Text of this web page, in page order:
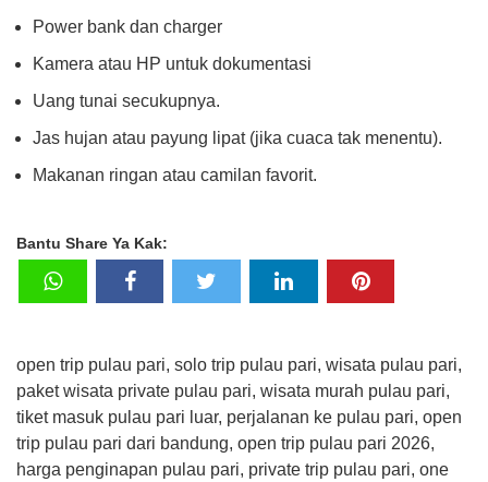
Power bank dan charger
Kamera atau HP untuk dokumentasi
Uang tunai secukupnya.
Jas hujan atau payung lipat (jika cuaca tak menentu).
Makanan ringan atau camilan favorit.
Bantu Share Ya Kak:
open trip pulau pari, solo trip pulau pari, wisata pulau pari,
paket wisata private pulau pari, wisata murah pulau pari,
tiket masuk pulau pari luar, perjalanan ke pulau pari, open
trip pulau pari dari bandung, open trip pulau pari 2026,
harga penginapan pulau pari, private trip pulau pari, one